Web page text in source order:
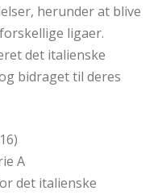
herunder at blive
ligaer.
det italienske
bidraget til deres
A
det italienske